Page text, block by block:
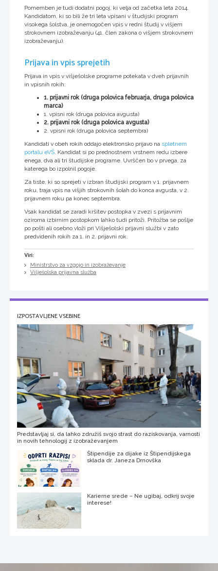
Pomemben je tudi dodatni pogoj, ki velja od začetka leta 2014.
Kandidatom, ki so bili že tri leta vpisani v študijski program
visokega šolstva, je onemogočen vpis v redni študij v višjem
strokovnem izobraževanju (41. člen zakona o višjem strokovnem
izobraževanju).
Prijava in vpis sprejetih
Prijava in vpis v višješolske programe potekata v dveh prijavnih
in vpisnih rokih:
1. prijavni rok (druga polovica februarja, druga polovica
marca)
1. vpisni rok (druga polovica avgusta)
2. prijavni rok (druga polovica avgusta)
2. vpisni rok (druga polovica septembra)
Kandidati v obeh rokih oddajo elektronsko prijavo na spletnem
portalu eVŠ . Kandidat si po prednostnem vrstnem redu izbere
enega, dva ali tri študijske programe. Uvrščen bo v prvega, za
katerega bo izpolnil pogoje.
Za tiste, ki so sprejeti v izbran študijski program v 1. prijavnem
roku, traja vpis na višjih strokovnih šolah do konca avgusta, v 2.
prijavnem roku pa konec septembra.
Vsak kandidat se zaradi kršitev postopka v zvezi s prijavnim
oziroma izbirnim postopkom lahko tudi pritoži. Pritožba se pošlje
po pošti ali osebno vloži pri Višješolski prijavni službi v zato
predvidenih rokih za 1. in 2. prijavni rok.
Viri:
Ministrstvo za vzgojo in izobraževanje
Višješolska prijavna služba
IZPOSTAVLJENE VSEBINE
Predstavljaj si, da lahko združiš svojo strast do raziskovanja, varnosti
in novih tehnologij z izobraževanjem
Štipendije za dijake iz Štipendijskega
sklada dr. Janeza Drnovška
Karierne srede – Ne ugibaj, odkrij svoje
interese!